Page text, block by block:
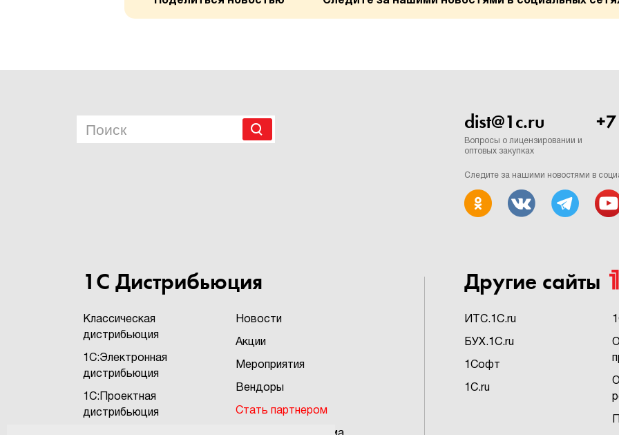
dist@1c.ru
Вопросы о лицензировании и
оптовых закупках
Следите за нашими новостями в
1С Дистрибьюция
Классическая
дистрибьюция
1С:Электронная
дистрибьюция
1С:Проектная
дистрибьюция
Новости
Акции
Мероприятия
Вендоры
Стать партнером
Другие сайты
ИTC.1C.ru
БУХ.1C.ru
1Софт
1C.ru